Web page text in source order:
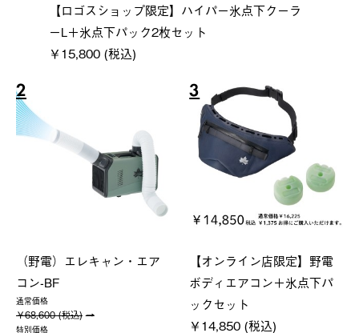
【ロゴスショップ限定】ハイパー氷点下クーラ
ーL＋氷点下パック2枚セット
￥15,800 (税込)
2
（野電）エレキャン・エア
コン-BF
通常価格
￥68,600 (税込)
特別価格
3
【オンライン店限定】野電
ボディエアコン＋氷点下パ
ックセット
￥14,850 (税込)